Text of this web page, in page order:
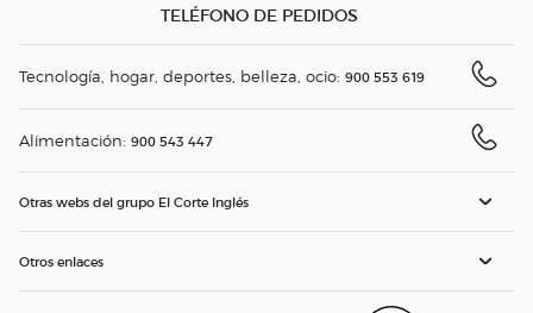
TELÉFONO DE PEDIDOS
Tecnología, hogar, deportes, belleza, ocio: 900 553 619
Alimentación: 900 543 447
Otras webs del grupo El Corte Inglés
Otros enlaces